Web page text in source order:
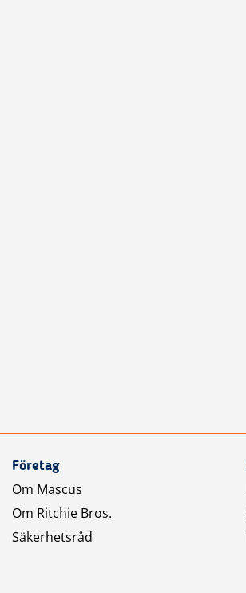
Företag
Om Mascus
Om Ritchie Bros.
Säkerhetsråd